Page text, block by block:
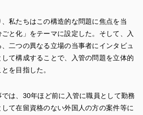
私たちはこの構造的な問題に焦点を当
と化」をテーマに設定した。そして、入
二つの異なる立場の当事者にインタビュ
て構成することで、入管の問題を立体的
を目指した。
は、30年ほど前に入管に職員として勤務
て在留資格のない外国人の方の案件等に